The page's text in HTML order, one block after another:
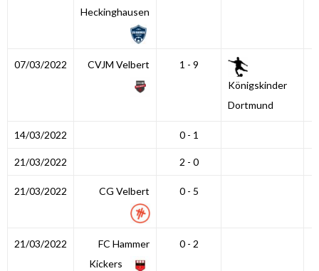
Heckinghausen
07/03/2022 CVJM Velbert
1 - 9
Königskinder
Dortmund
14/03/2022 0 - 1
21/03/2022 2 - 0
21/03/2022 CG Velbert 0 - 5
21/03/2022
FC Hammer
Kickers
0 - 2